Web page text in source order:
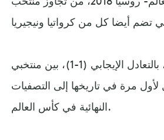
وانتهت المباراة الافتتاحية لفرق هذه المجموعة، قبل قليل، بالتعادل الإيجابي (1-1)، بين منتخبي
التي تتأهل لأول مرة في تاريخها إلى التصفيات
النهائية في كأس العالم.